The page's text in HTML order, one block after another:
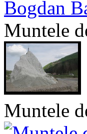
Muntele
Muntele